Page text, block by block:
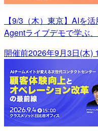
【9/3（木）東京】AIを
Agentライブデモで学ぶ
開催前2026年9月3日(木)